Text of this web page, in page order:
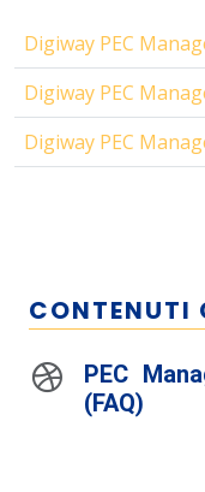
Digiway PEC
Digiway PEC
Digiway PEC
CONTENUTI
PEC
(FAQ)